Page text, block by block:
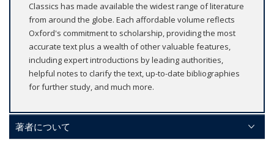
Classics has made available the widest range of literature
from around the globe. Each affordable volume reflects
Oxford's commitment to scholarship, providing the most
accurate text plus a wealth of other valuable features,
including expert introductions by leading authorities,
helpful notes to clarify the text, up-to-date bibliographies
for further study, and much more.
著者について